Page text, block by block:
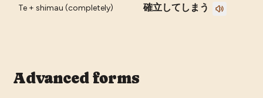
Te + shimau (completely) 確立してしまう
Advanced forms